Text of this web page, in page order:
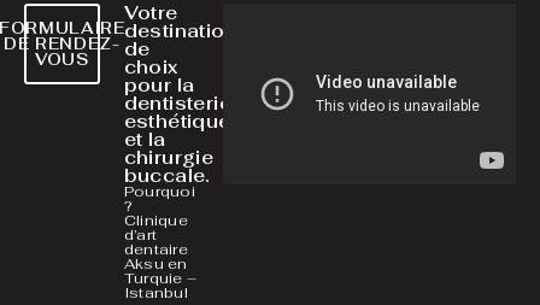
Votre
destination
de
choix
pour la
dentisterie
esthétique
et la
chirurgie
buccale.
Pourquoi
?
Clinique
d’art
dentaire
Aksu en
Turquie –
Istanbul
DE RENDEZ-
VOUS